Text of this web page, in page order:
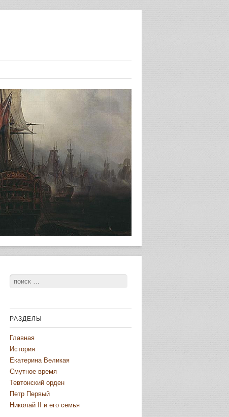
Поиск
РАЗДЕЛЫ
Главная
История
Екатерина Великая
Смутное время
Тевтонский орден
Петр Первый
Николай II и его семья